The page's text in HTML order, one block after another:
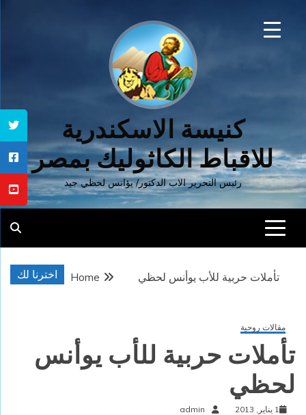
كنيسة الاسكندرية
للاقباط الكاثوليك بمصر
رئيس التحرير الاب الدكتور/ يؤانس لحظي جيد
اخترنا لك Home تأملات حربية للأب يوأنس لحظي
مقالات روحية
تأملات حربية للأب يوأنس
لحظي
1 يناير, 2013 admin